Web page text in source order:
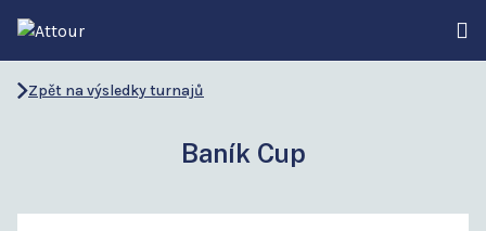
Zpět na výsledky turnajů
Baník Cup